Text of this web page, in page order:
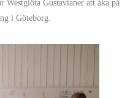
Westgiöta Gustavianer att åka på
i Göteborg.